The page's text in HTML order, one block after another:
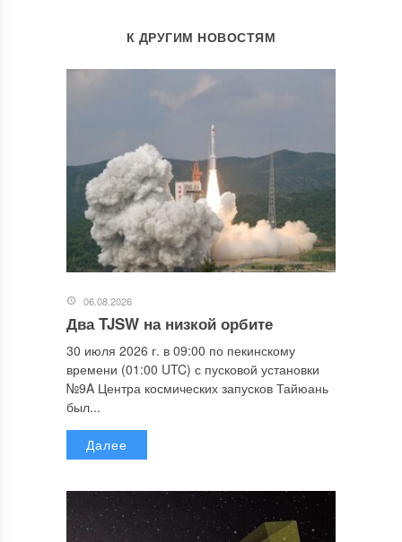
К ДРУГИМ НОВОСТЯМ
06.08.2026
Два TJSW на низкой орбите
30 июля 2026 г. в 09:00 по пекинскому
времени (01:00 UTC) с пусковой установки
№9A Центра космических запусков Тайюань
был...
Далее